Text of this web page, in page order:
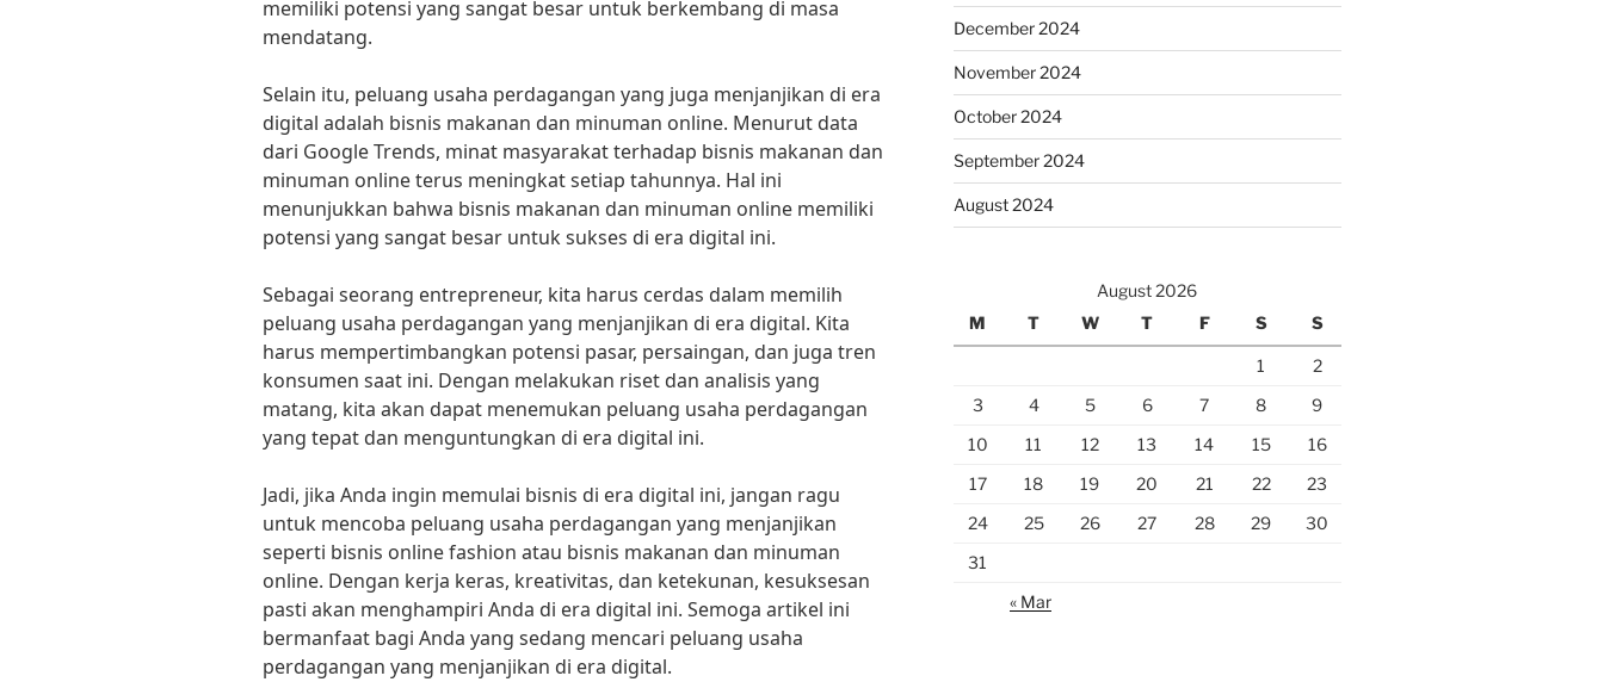
memiliki potensi yang sangat besar untuk berkembang di masa
mendatang.
Selain itu, peluang usaha perdagangan yang juga menjanjikan di era
digital adalah bisnis makanan dan minuman online. Menurut data
dari Google Trends, minat masyarakat terhadap bisnis makanan dan
minuman online terus meningkat setiap tahunnya. Hal ini
menunjukkan bahwa bisnis makanan dan minuman online memiliki
potensi yang sangat besar untuk sukses di era digital ini.
Sebagai seorang entrepreneur, kita harus cerdas dalam memilih
peluang usaha perdagangan yang menjanjikan di era digital. Kita
harus mempertimbangkan potensi pasar, persaingan, dan juga tren
konsumen saat ini. Dengan melakukan riset dan analisis yang
matang, kita akan dapat menemukan peluang usaha perdagangan
yang tepat dan menguntungkan di era digital ini.
Jadi, jika Anda ingin memulai bisnis di era digital ini, jangan ragu
untuk mencoba peluang usaha perdagangan yang menjanjikan
seperti bisnis online fashion atau bisnis makanan dan minuman
online. Dengan kerja keras, kreativitas, dan ketekunan, kesuksesan
pasti akan menghampiri Anda di era digital ini. Semoga artikel ini
bermanfaat bagi Anda yang sedang mencari peluang usaha
perdagangan yang menjanjikan di era digital.
December 2024
November 2024
October 2024
September 2024
August 2024
August 2026
M
T W T F S S
1
2
3
4 5 6 7 8
9
10
11 12 13 14 15
16
17
18 19 20 21 22
23
24
25 26 27 28 29
30
31
« Mar